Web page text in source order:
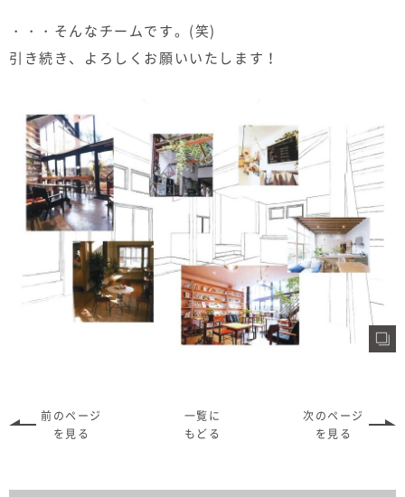
・・・そんなチームです。(笑)
引き続き、よろしくお願いいたします！
前のページ
を見る
一覧に
もどる
次のページ
を見る